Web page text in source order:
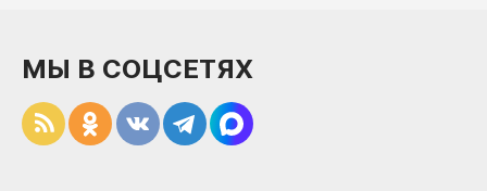
МЫ В СОЦСЕТЯХ